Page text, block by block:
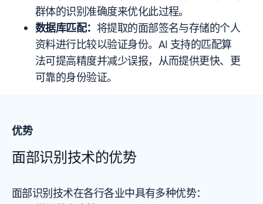
群体的识别准确度来优化此过程。
数据库匹配： 将提取的面部签名与存储的个人
资料进行比较以验证身份。AI 支持的匹配算
法可提高精度并减少误报，从而提供更快、更
可靠的身份验证。
优势
面部识别技术的优势
面部识别技术在各行各业中具有多种优势：